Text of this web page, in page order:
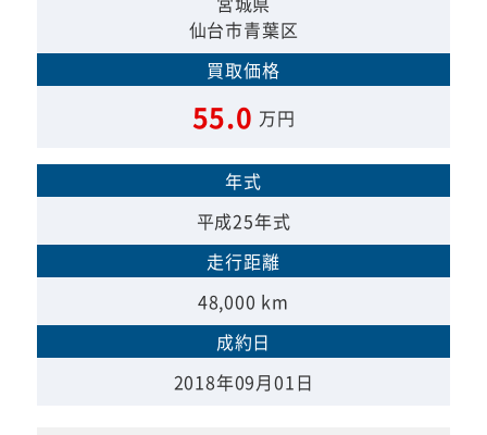
仙台市青葉区
買取価格
55.0 万円
年式
平成25年式
走行距離
48,000 km
成約日
2018年09月01日